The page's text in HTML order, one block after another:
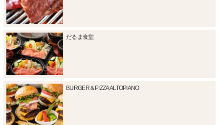
だるま食堂
BURGER＆PIZZA ALTOPIANO